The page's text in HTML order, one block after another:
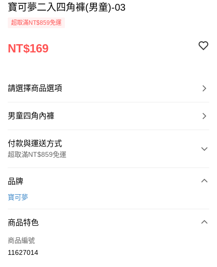
寶可夢二入四角褲(男童)-03
超取滿NT$859免運
NT$169
請選擇商品選項
男童四角內褲
付款與運送方式
超取滿NT$859免運
信用卡一次付款
LINE Pay
Apple Pay
品牌
寶可夢
商品特色
商品編號
11627014